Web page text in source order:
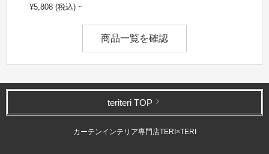
¥5,808 (税込) ~
商品一覧を確認
teriteri TOP
カーテンインテリア専門店TERI×TERI